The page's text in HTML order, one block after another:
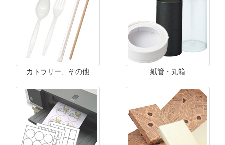
カトラリー、その他 紙管・丸箱